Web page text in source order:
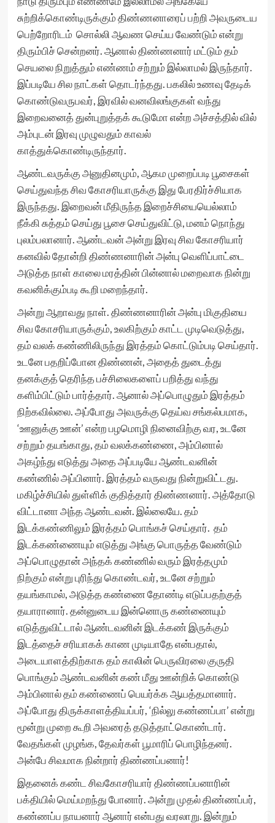
சுற்றிக்கொண்டிருக்கும் திண்ணனாரைப் பற்றி அவருடைய
பெற்றோரிடம் சொல்லி ஆவண செய்ய வேண்டும் என்று
திரும்பிச் சென்றனர். ஆனால் திண்ணனார் மட்டும் தம்
செயலை நிறுத்தும் எண்ணம் சற்றும் இல்லாமல் இருந்தார்.
இப்படியே சில நாட்கள் தொடர்ந்தது. பகலில் உணவு தேடிக்
கொண்டுவருபவர், இரவில் வனவிலங்குகள் வந்து
இறைவனைத் துன்புறுத்தக் கூடுமோ என்ற அச்சத்தில் வில்
அம்புடன் இரவு முழுவதும் காவல்
காத்துக்கொண்டிருந்தார்.
ஆண்டவருக்கு அனுதினமும், ஆகம முறைப்படி பூசைகள்
செய்துவந்த சிவ கோசரியாருக்கு இது பேரதிர்ச்சியாக
இருந்தது. இறைவன் மீதிருந்த இறைச்சியையெல்லாம்
நீக்கி சுத்தம் செய்து பூசை செய்துவிட்டு, மனம் நொந்து
புலம்பலானார். ஆண்டவன் அன்று இரவு சிவ கோசரியார்
கனவில் தோன்றி திண்ணனாரின் அன்பு வெளிப்பாட்டை
அடுத்த நாள் காலை மரத்தின் பின்னால் மறைவாக நின்று
கவனிக்கும்படி கூறி மறைந்தார்.
அன்று ஆறாவது நாள். திண்ணனாரின் அன்பு மிகுதியை
சிவ கோசரியாருக்கும், உலகிற்கும் காட்ட முடிவெடுத்து,
தம் வலக் கண்ணிலிருந்து இரத்தம் கொட்டும்படி செய்தார்.
உடனே பதறிப்போன திண்ணன், அதைத் துடைத்து
தனக்குத் தெரிந்த பச்சிலைகளைப் பறித்து வந்து
களிம்பிட்டும் பார்த்தார். ஆனால் அப்பொழுதும் இரத்தம்
நிற்கவில்லை. அப்போது அவருக்கு தெய்வ சங்கல்பமாக,
‘ஊனுக்கு ஊன்’ என்ற பழமொழி நினைவிற்கு வர, உடனே
சற்றும் தயங்காது, தம் வலக்கண்ணை, அம்பினால்
அகழ்ந்து எடுத்து அதை அப்படியே ஆண்டவனின்
கண்ணில் அப்பினார். இரத்தம் வருவது நின்றுவிட்டது.
மகிழ்ச்சியில் துள்ளிக் குதித்தார் திண்ணனார். அத்தோடு
விட்டானா அந்த ஆண்டவன். இல்லையே. தம்
இடக்கண்ணிலும் இரத்தம் பொங்கச் செய்தார். தம்
இடக்கண்ணையும் எடுத்து அங்கு பொருத்த வேண்டும்
அப்பொழுதான் அந்தக் கண்ணில் வரும் இரத்தமும்
நிற்கும் என்று புரிந்து கொண்டவர், உடனே சற்றும்
தயங்காமல், அடுத்த கண்ணை தோண்டி எடுப்பதற்குத்
தயாரானார். தன்னுடைய இன்னொரு கண்ணையும்
எடுத்துவிட்டால் ஆண்டவனின் இடக்கண் இருக்கும்
இடத்தைச் சரியாகக் காண முடியாதே என்பதால்,
அடையாளத்திற்காக தம் காலின் பெருவிரலை குருதி
பொங்கும் ஆண்டவனின் கண் மீது ஊன்றிக் கொண்டு
அம்பினால் தம் கண்ணைப் பெயர்க்க ஆயத்தமானார்.
அப்போது திருக்காளத்தியப்பர், ‘நில்லு கண்ணப்பா’ என்று
மூன்று முறை கூறி அவரைத் தடுத்தாட்கொண்டார்.
வேதங்கள் முழங்க, தேவர்கள் பூமாரிப் பொழிந்தனர்.
அன்பே சிவமாக நின்றார் திண்ணப்பனார்!
இதனைக் கண்ட சிவகோசரியார் திண்ணப்பனாரின்
பக்தியில் மெய்மறந்து போனார். அன்று முதல் திண்ணப்பர்,
கண்ணப்ப நாயனார் ஆனார் என்பது வரலாறு. இன்றும்